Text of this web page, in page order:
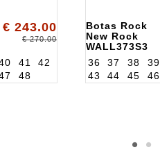
€ 243.00
€ 270.00
41
42
48
Botas Rock
New Rock
WALL373S3
36 37 38 39
43
44 45 46